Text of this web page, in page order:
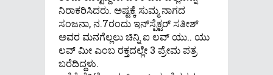
ನಿರಾಕರಿಸಿದರು. ಅಷ್ಟಕ್ಕೆ ಸುಮ್ಮ ನಾಗದ
ಸಂಜನಾ, ನ.7ರಂದು ಇನ್‌ಸ್ಪೆಕ್ಟರ್‌ ಸತೀಶ್‌
ಅವರ ಮನಗೆಲ್ಲಲು ಚಿನ್ನಿ ಐ ಲವ್‌ ಯು.. ಯು
ಲವ್‌ ಮೀ ಎಂಬ ರಕ್ತದಲ್ಲೇ 3 ಪ್ರೇಮ ಪತ್ರ
ಬರೆದಿದ್ದಳು.